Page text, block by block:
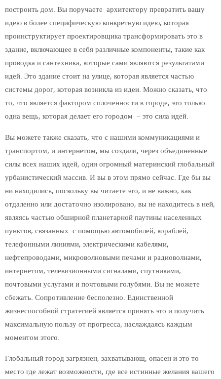
построить дом. Вы поручаете архитектору превратить вашу
идею в более специфическую конкретную идею, которая
проинструктирует проектировщика трансформировать это в
здание, включающее в себя различные компоненты, такие как
проводка и сантехника, которые сами являются результатами
идей. Это здание стоит на улице, которая является частью
системы дорог, которая возникла из идеи. Можно сказать, что
то, что является фактором сплоченности в городе, это только
одна вещь, которая делает его городом – это сила идей.
Вы можете также сказать, что с нашими коммуникациями и
транспортом, и интернетом, мы создали, через объединенные
силы всех наших идей, один огромный материнский глобальный
урбанистический массив. И вы в этом прямо сейчас. Где бы вы
ни находились, поскольку вы читаете это, и не важно, как
отдаленно или достаточно изолировано, вы не находитесь в ней,
являясь частью обширной планетарной паутины населенных
пунктов, связанных с помощью автомобилей, кораблей,
телефонными линиями, электрическими кабелями,
нефтепроводами, микроволновыми печами и радиоволнами,
интернетом, телевизионными сигналами, спутниками,
почтовыми услугами и почтовыми голубями. Вы не можете
сбежать. Сопротивление бесполезно. Единственной
жизнеспособной стратегией является принять это и получить
максимальную пользу от прогресса, наслаждаясь каждым
моментом этого.
Глобальный город загрязнен, захватывающ, опасен и это то
место где лежат возможности, где все истинные желания вашего